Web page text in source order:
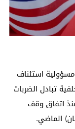
مسؤولية استئناف
تبادل الضربات
اتفاق وقف
الماضي.